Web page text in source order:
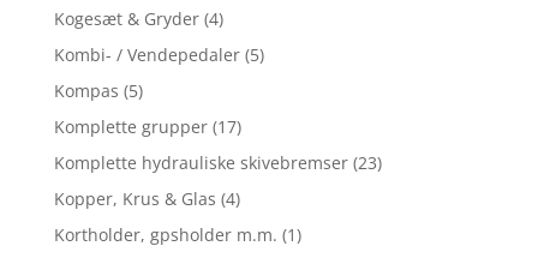
Kogesæt & Gryder (4)
Kombi- / Vendepedaler (5)
Kompas (5)
Komplette grupper (17)
Komplette hydrauliske skivebremser (23)
Kopper, Krus & Glas (4)
Kortholder, gpsholder m.m. (1)